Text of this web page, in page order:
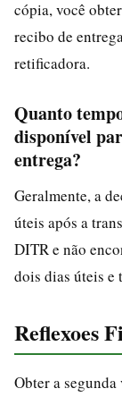
cópia, você
recibo de
retificadora.
Quanto
disponível
entrega?
Geralmente, a
úteis após a
DITR e não
dois dias úteis e
Reflexoes
Obter a